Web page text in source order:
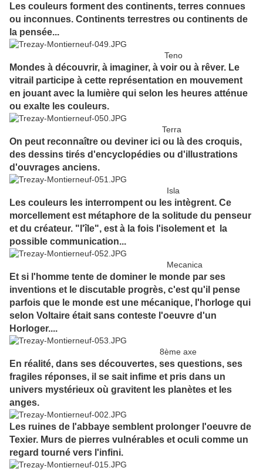
Les couleurs forment des continents, terres connues
ou inconnues. Continents terrestres ou continents de
la pensée...
Teno
Mondes à découvrir, à imaginer, à voir ou à rêver. Le
vitrail participe à cette représentation en mouvement
en jouant avec la lumière qui selon les heures atténue
ou exalte les couleurs.
Terra
On peut reconnaître ou deviner ici ou là des croquis,
des dessins tirés d'encyclopédies ou d'illustrations
d'ouvrages anciens.
Isla
Les couleurs les interrompent ou les intègrent. Ce
morcellement est métaphore de la solitude du penseur
et du créateur. "l'île", est à la fois l'isolement et la
possible communication...
Mecanica
Et si l'homme tente de dominer le monde par ses
inventions et le discutable progrès, c'est qu'il pense
parfois que le monde est une mécanique, l'horloge qui
selon Voltaire était sans conteste l'oeuvre d'un
Horloger....
8ème axe
En réalité, dans ses découvertes, ses questions, ses
fragiles réponses, il se sait infime et pris dans un
univers mystérieux où gravitent les planètes et les
anges.
Les ruines de l'abbaye semblent prolonger l'oeuvre de
Texier. Murs de pierres vulnérables et oculi comme un
regard tourné vers l'infini.